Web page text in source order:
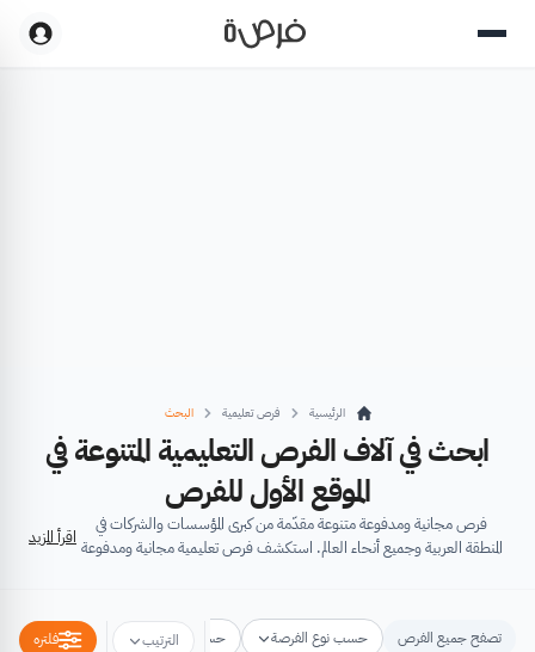
الرئيسية فرص تعليمية البحث
ابحث في آلاف الفرص التعليمية المتنوعة في
الموقع الأول للفرص
فرص مجانية ومدفوعة متنوعة مقدّمة من كبرى المؤسسات والشركات في
المنطقة العربية وجميع أنحاء العالم. استكشف فرص تعليمية مجانية ومدفوعة
الخبرات وبناء القدرات.
اقرأ المزيد
تصفح جميع الفرص حسب نوع الفرصة حسب مكان الفرصة حسب الترتيب فلتره